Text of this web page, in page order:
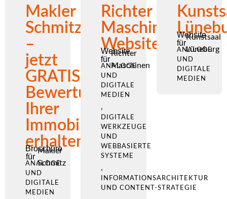
Makler
Schmitz
–
jetzt
GRATIS-
Bewertung
Ihrer
Immobile
erhalten
Broschüre
für
Makler
Schmitz
ANALOGE
UND
DIGITALE
MEDIEN
Richter
Maschinen
Website
Website
für
Richter
Maschinen
ANALOGE
UND
DIGITALE
MEDIEN
,
DIGITALE
WERKZEUGE
UND
WEBBASIERTE
SYSTEME
,
INFORMATIONSARCHITEKTUR
UND CONTENT-STRATEGIE
Website
für
Kunstsaal
Lüneburg
ANALOGE
UND
DIGITALE
MEDIEN